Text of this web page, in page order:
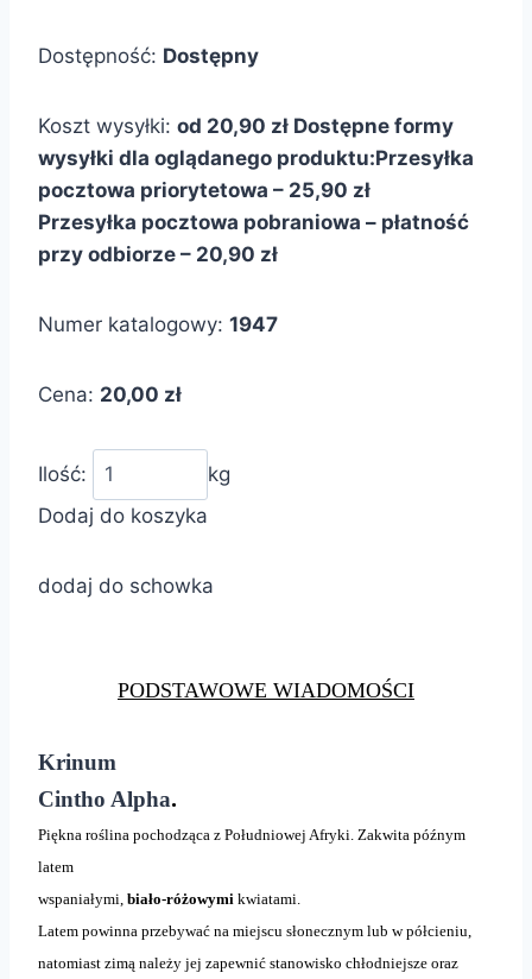
Dostępność: Dostępny
Koszt wysyłki: od 20,90 zł Dostępne formy
wysyłki dla oglądanego produktu:Przesyłka
pocztowa priorytetowa – 25,90 zł
Przesyłka pocztowa pobraniowa – płatność
przy odbiorze – 20,90 zł
Numer katalogowy: 1947
Cena: 20,00 zł
Ilość:
kg
Dodaj do koszyka
dodaj do schowka
PODSTAWOWE WIADOMOŚCI
Krinum
Cintho Alpha.
Piękna roślina pochodząca z Południowej Afryki. Zakwita późnym
latem
wspaniałymi, biało-różowymi kwiatami.
Latem powinna przebywać na miejscu słonecznym lub w półcieniu,
natomiast zimą należy jej zapewnić stanowisko chłodniejsze oraz